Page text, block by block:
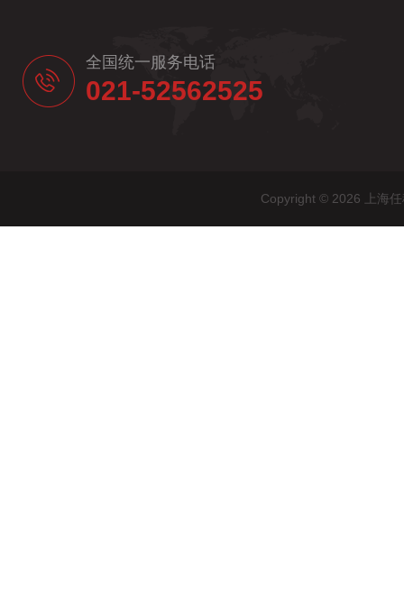
全国统一服务电话
021-52562525
Copyright © 2026 上海